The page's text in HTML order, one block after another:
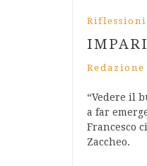
Riflessioni
Redazione
“Vedere il
a far
Francesco
Zaccheo.